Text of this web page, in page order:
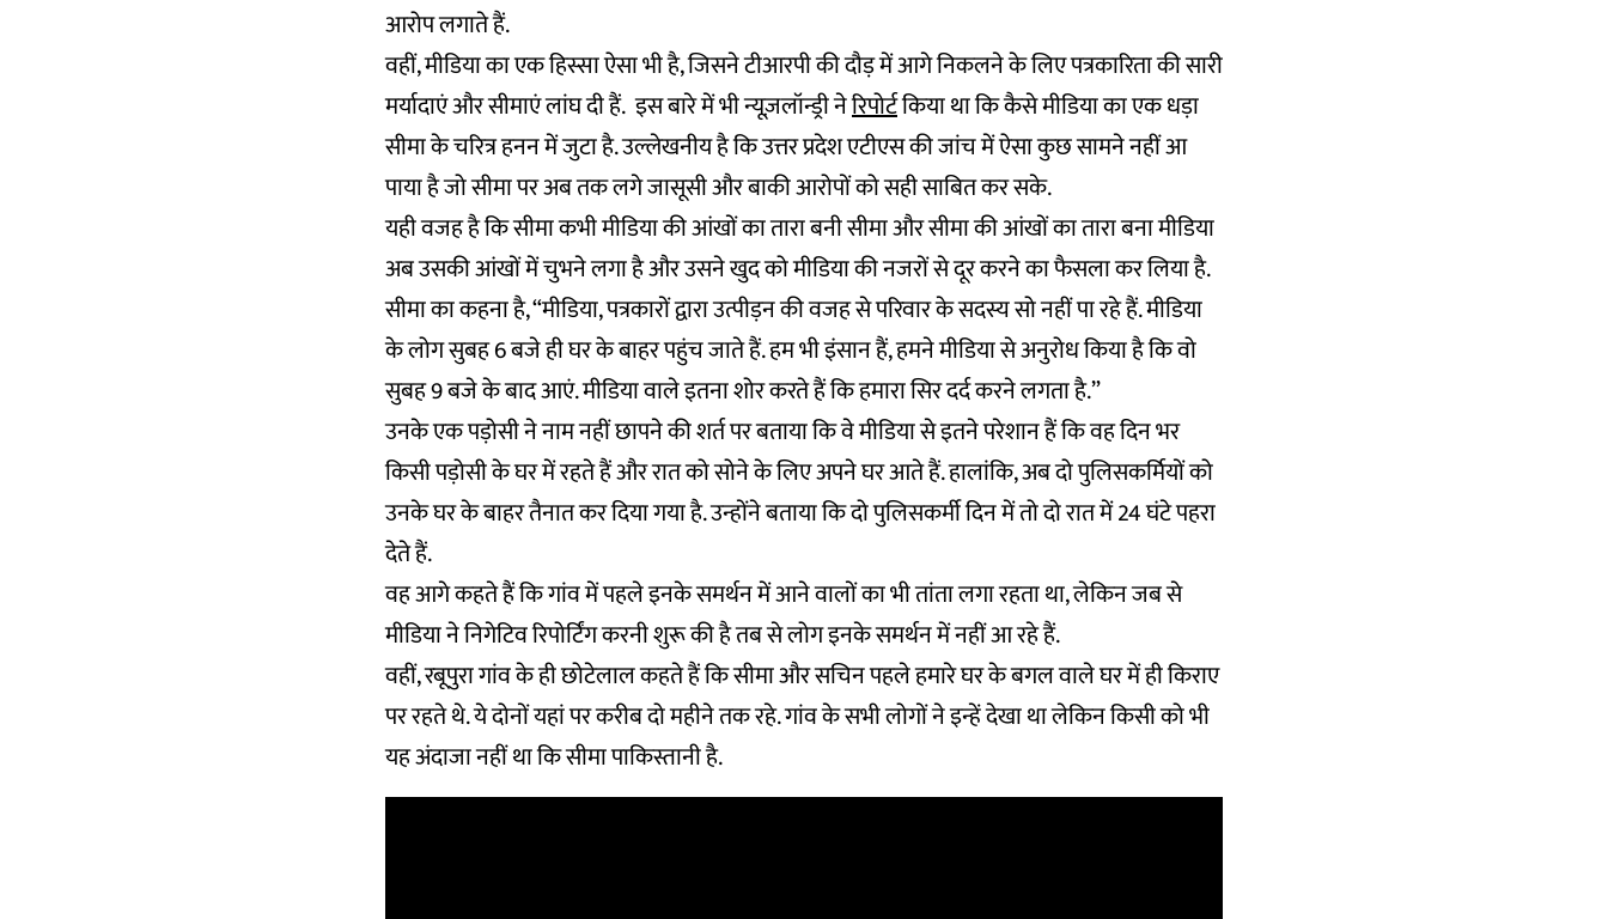
आरोप लगाते हैं.
वहीं, मीडिया का एक हिस्सा ऐसा भी है, जिसने टीआरपी की दौड़ में आगे निकलने के लिए पत्रकारिता की सारी
मर्यादाएं और सीमाएं लांघ दी हैं. इस बारे में भी न्यूज़लॉन्ड्री नेरिपोर्टकिया था कि कैसे मीडिया का एक धड़ा
सीमा के चरित्र हनन में जुटा है. उल्लेखनीय है कि उत्तर प्रदेश एटीएस की जांच में ऐसा कुछ सामने नहीं आ
पाया है जो सीमा पर अब तक लगे जासूसी और बाकी आरोपों को सही साबित कर सके.
यही वजह है कि सीमा कभी मीडिया की आंखों का तारा बनी सीमा और सीमा की आंखों का तारा बना मीडिया
अब उसकी आंखों में चुभने लगा है और उसने खुद को मीडिया की नजरों से दूर करने का फैसला कर लिया है.
सीमा का कहना है, “मीडिया, पत्रकारों द्वारा उत्पीड़न की वजह से परिवार के सदस्य सो नहीं पा रहे हैं. मीडिया
के लोग सुबह 6 बजे ही घर के बाहर पहुंच जाते हैं. हम भी इंसान हैं, हमने मीडिया से अनुरोध किया है कि वो
सुबह 9 बजे के बाद आएं. मीडिया वाले इतना शोर करते हैं कि हमारा सिर दर्द करने लगता है.”
उनके एक पड़ोसी ने नाम नहीं छापने की शर्त पर बताया कि वे मीडिया से इतने परेशान हैं कि वह दिन भर
किसी पड़ोसी के घर में रहते हैं और रात को सोने के लिए अपने घर आते हैं. हालांकि, अब दो पुलिसकर्मियों को
उनके घर के बाहर तैनात कर दिया गया है. उन्होंने बताया कि दो पुलिसकर्मी दिन में तो दो रात में 24 घंटे पहरा
देते हैं.
वह आगे कहते हैं कि गांव में पहले इनके समर्थन में आने वालों का भी तांता लगा रहता था, लेकिन जब से
मीडिया ने निगेटिव रिपोर्टिंग करनी शुरू की है तब से लोग इनके समर्थन में नहीं आ रहे हैं.
वहीं, रबूपुरा गांव के ही छोटेलाल कहते हैं कि सीमा और सचिन पहले हमारे घर के बगल वाले घर में ही किराए
पर रहते थे. ये दोनों यहां पर करीब दो महीने तक रहे. गांव के सभी लोगों ने इन्हें देखा था लेकिन किसी को भी
यह अंदाजा नहीं था कि सीमा पाकिस्तानी है.